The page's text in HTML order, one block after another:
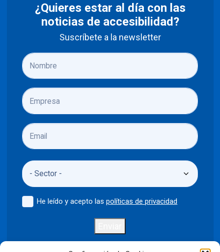
¿Quieres estar al día con las
noticias de accesibilidad?
Suscríbete a la newsletter
He leído y acepto laspolíticas de privacidad